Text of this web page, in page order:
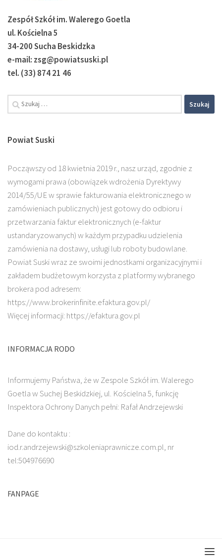
Zespół Szkół im. Walerego Goetla
ul. Kościelna 5
34-200 Sucha Beskidzka
e-mail: zsg@powiatsuski.pl
tel. (33) 874 21 46
Powiat Suski
Począwszy od 18 kwietnia 2019 r., nasz urząd, zgodnie z
wymogami prawa (obowiązek wdrożenia Dyrektywy
2014/55/UE w sprawie fakturowania elektronicznego w
zamówieniach publicznych) jest gotowy do odbioru i
przetwarzania faktur elektronicznych (e-faktur
ustandaryzowanych) w każdym przypadku udzielenia
zamówienia na dostawy, usługi lub roboty budowlane.
Powiat Suski wraz ze swoimi jednostkami organizacyjnymi i
zakładem budżetowym korzysta z platformy wybranego
brokera pod adresem:
https://www.brokerinfinite.efaktura.gov.pl/
Więcej informacji: https://efaktura.gov.pl
INFORMACJA RODO
Informujemy Państwa, że w Zespole Szkół im. Walerego
Goetla w Suchej Beskidzkiej, ul. Kościelna 5, funkcję
Inspektora Ochrony Danych pełni: Rafał Andrzejewski
Dane do kontaktu :
iod.r.andrzejewski@szkoleniaprawnicze.com.pl, nr
tel:504976690
FANPAGE